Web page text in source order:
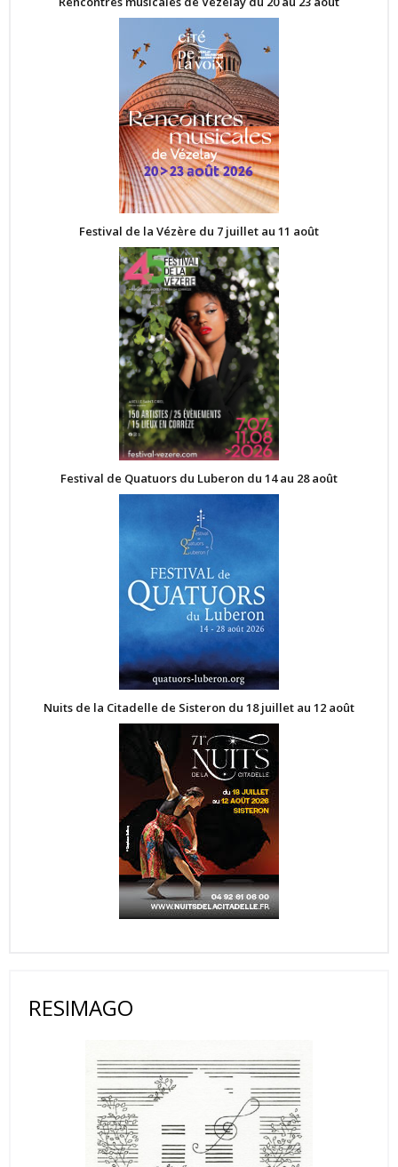
Festival de la Vézère du 7 juillet au 11 août
Festival de Quatuors du Luberon du 14 au 28 août
Nuits de la Citadelle de Sisteron du 18 juillet au 12 août
RESIMAGO